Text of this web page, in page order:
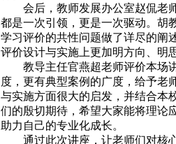
会后，教师发展办公室赵侃老
都是一次引领，更是一次驱动。胡
学习评价的共性问题做了详尽的阐
评价设计与实施上更加明方向、明
教导主任官燕超老师评价本场
度，更有典型案例的广度，给予老
与实施方面很大的启发，并结合本
们的殷切期待，希望大家能将理论
助力自己的专业化成长。
通过此次讲座，让老师们对核